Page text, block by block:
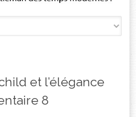
to
et l’élégance
8